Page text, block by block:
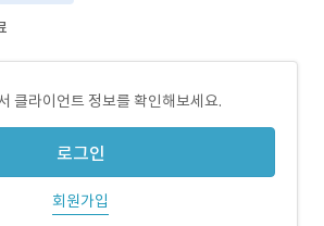
클라이언트 정보를 확인해보세요.
로그인
회원가입